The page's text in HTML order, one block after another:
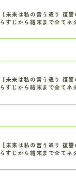
【未来は私の言う通り 復
らすじから結末まで全てネ
【未来は私の言う通り 復
らすじから結末まで全てネ
【未来は私の言う通り 復
らすじから結末まで全てネ